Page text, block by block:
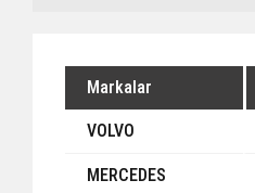
Markalar
VOLVO
MERCEDES